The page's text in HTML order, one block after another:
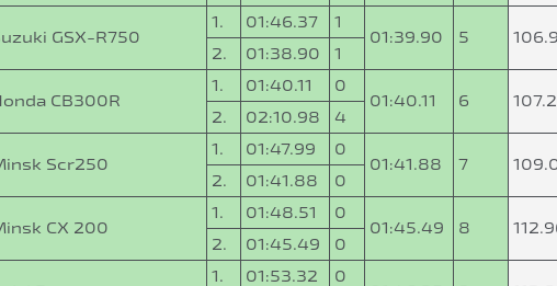
GSX-R750
1. 01:46.37
1
01:39.90
5
2.
01:38.90 1
CB300R
1. 01:40.11
0
01:40.11
6
2.
02:10.98 4
Scr250
1. 01:47.99
0
01:41.88
7
2.
01:41.88 0
CX 200
1. 01:48.51
0
01:45.49
8
2.
01:45.49 0
1. 01:53.32
0